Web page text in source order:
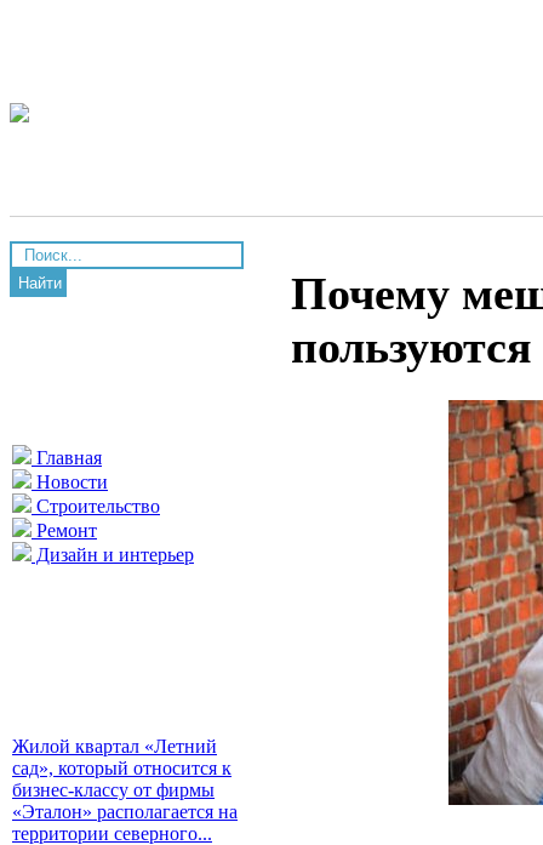
Найти
Главная
Новости
Строительство
Ремонт
Дизайн и интерьер
Жилой квартал «Летний
сад», который относится к
бизнес-классу от фирмы
«Эталон» располагается на
территории северного...
Почему